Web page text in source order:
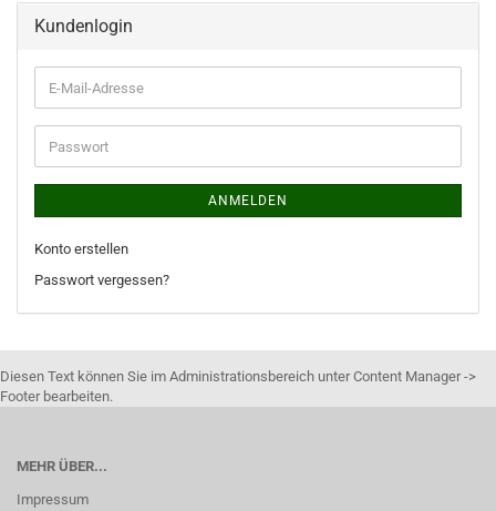
Kundenlogin
ANMELDEN
Konto erstellen
Passwort vergessen?
Diesen Text können Sie im Administrationsbereich unter Content Manager ->
Footer bearbeiten.
MEHR ÜBER...
Impressum